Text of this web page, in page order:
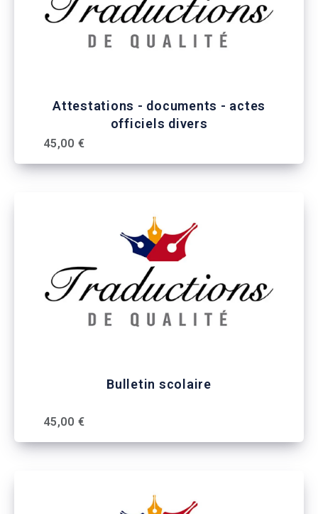
Attestations - documents - actes
officiels divers
45,00 €
Bulletin scolaire
45,00 €